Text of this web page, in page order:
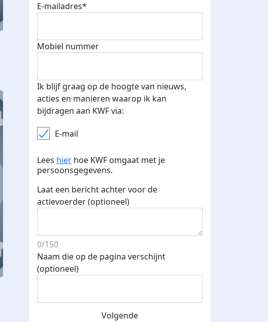
E-mails verstuurd
je je speciale KWF t-shirt!
E-mailadres*
Mobiel nummer
Ik blijf graag op de hoogte van nieuws,
acties en manieren waarop ik kan
bijdragen aan KWF via:
E-mail
Lees hier hoe KWF omgaat met je
persoonsgegevens.
Laat een bericht achter voor de
actievoerder (optioneel)
0/150
Naam die op de pagina verschijnt
(optioneel)
Volgende